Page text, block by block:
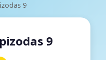
9
9